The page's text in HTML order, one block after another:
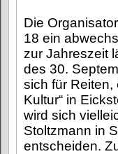
Die
18 ein
zur Jahreszeit
des 30.
sich für Reiten,
Kultur“ in
wird sich
Stoltzmann in
entscheiden.